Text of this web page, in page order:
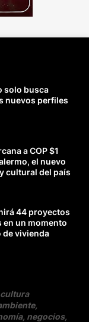
solo busca
nuevos perfiles
a COP $1
el nuevo
cultural del país
44 proyectos
en un momento
de vivienda
negocios,